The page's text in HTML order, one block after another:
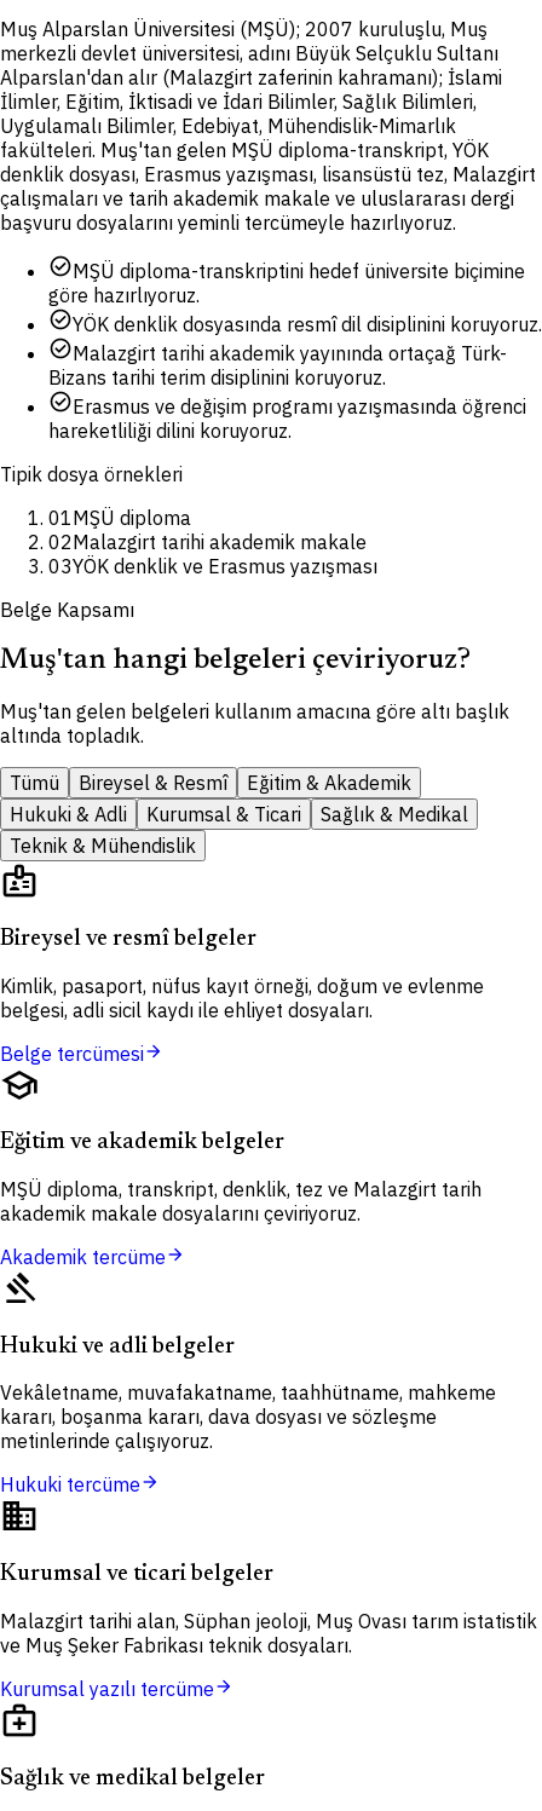
Muş Alparslan Üniversitesi (MŞÜ); 2007 kuruluşlu, Muş
merkezli devlet üniversitesi, adını Büyük Selçuklu Sultanı
Alparslan'dan alır (Malazgirt zaferinin kahramanı); İslami
İlimler, Eğitim, İktisadi ve İdari Bilimler, Sağlık Bilimleri,
Uygulamalı Bilimler, Edebiyat, Mühendislik-Mimarlık
fakülteleri. Muş'tan gelen MŞÜ diploma-transkript, YÖK
denklik dosyası, Erasmus yazışması, lisansüstü tez, Malazgirt
çalışmaları ve tarih akademik makale ve uluslararası dergi
başvuru dosyalarını yeminli tercümeyle hazırlıyoruz.
check_circleMŞÜ diploma-transkriptini hedef üniversite biçimine
göre hazırlıyoruz.
check_circleYÖK denklik dosyasında resmî dil disiplinini koruyoruz.
check_circleMalazgirt tarihi akademik yayınında ortaçağ Türk-
Bizans tarihi terim disiplinini koruyoruz.
check_circleErasmus ve değişim programı yazışmasında öğrenci
hareketliliği dilini koruyoruz.
Tipik dosya örnekleri
01MŞÜ diploma
02Malazgirt tarihi akademik makale
03YÖK denklik ve Erasmus yazışması
Belge Kapsamı
Muş'tan hangi belgeleri çeviriyoruz?
Muş'tan gelen belgeleri kullanım amacına göre altı başlık
altında topladık.
Tümü
Bireysel & Resmî
Eğitim & Akademik
Hukuki & Adli
Kurumsal & Ticari
Sağlık & Medikal
Teknik & Mühendislik
badge
Bireysel ve resmî belgeler
Kimlik, pasaport, nüfus kayıt örneği, doğum ve evlenme
belgesi, adli sicil kaydı ile ehliyet dosyaları.
Belge tercümesiarrow_forward
school
Eğitim ve akademik belgeler
MŞÜ diploma, transkript, denklik, tez ve Malazgirt tarih
akademik makale dosyalarını çeviriyoruz.
Akademik tercümearrow_forward
gavel
Hukuki ve adli belgeler
Vekâletname, muvafakatname, taahhütname, mahkeme
kararı, boşanma kararı, dava dosyası ve sözleşme
metinlerinde çalışıyoruz.
Hukuki tercümearrow_forward
domain
Kurumsal ve ticari belgeler
Malazgirt tarihi alan, Süphan jeoloji, Muş Ovası tarım istatistik
ve Muş Şeker Fabrikası teknik dosyaları.
Kurumsal yazılı tercümearrow_forward
medical_services
Sağlık ve medikal belgeler